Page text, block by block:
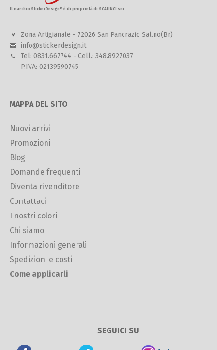
Il marchio StickerDesign® è di proprietà di SCALINCI snc
Zona Artigianale - 72026 San Pancrazio Sal.no(Br)
info@stickerdesign.it
Tel: 0831.667744 - Cell.: 348.8927037
P.IVA: 02139590745
MAPPA DEL SITO
Nuovi arrivi
Promozioni
Blog
Domande frequenti
Diventa rivenditore
Contattaci
I nostri colori
Chi siamo
Informazioni generali
Spedizioni e costi
Come applicarli
SEGUICI SU